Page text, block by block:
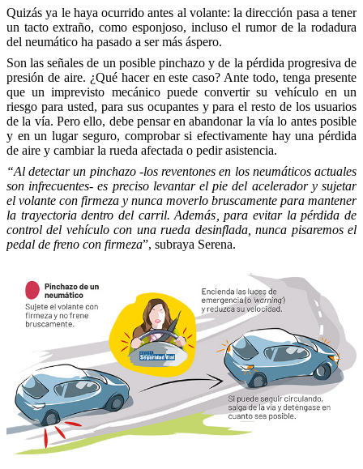
Quizás ya le haya ocurrido antes al volante: la dirección pasa a tener
un tacto extraño, como esponjoso, incluso el rumor de la rodadura
del neumático ha pasado a ser más áspero.
Son las señales de un posible pinchazo y de la pérdida progresiva de
presión de aire. ¿Qué hacer en este caso? Ante todo, tenga presente
que un imprevisto mecánico puede convertir su vehículo en un
riesgo para usted, para sus ocupantes y para el resto de los usuarios
de la vía. Pero ello, debe pensar en abandonar la vía lo antes posible
y en un lugar seguro, comprobar si efectivamente hay una pérdida
de aire y cambiar la rueda afectada o pedir asistencia.
“Al detectar un pinchazo -los reventones en los neumáticos actuales
son infrecuentes- es preciso levantar el pie del acelerador y sujetar
el volante con firmeza y nunca moverlo bruscamente para mantener
la trayectoria dentro del carril. Además, para evitar la pérdida de
control del vehículo con una rueda desinflada, nunca pisaremos el
pedal de freno con firmeza”, subraya Serena.